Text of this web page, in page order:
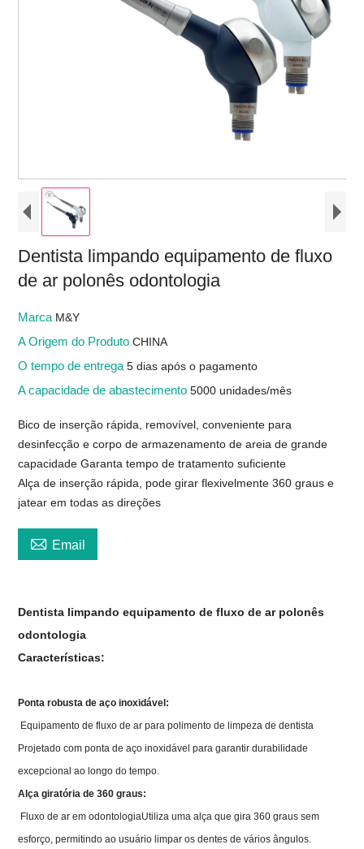
Dentista limpando equipamento de fluxo
de ar polonês odontologia
Marca M&Y
A Origem do ProdutoCHINA
O tempo de entrega5 dias após o pagamento
A capacidade de abastecimento5000 unidades/mês
Bico de inserção rápida, removível, conveniente para
desinfecção e corpo de armazenamento de areia de grande
capacidade Garanta tempo de tratamento suficiente
Alça de inserção rápida, pode girar flexivelmente 360 ​​graus e
jatear em todas as direções
 Email
Dentista limpando equipamento de fluxo de ar polonês
odontologia
Características:
Ponta robusta de aço inoxidável:
Equipamento de fluxo de ar para polimento de limpeza de dentista
Projetado com ponta de aço inoxidável para garantir durabilidade
excepcional ao longo do tempo.
Alça giratória de 360 ​​graus:
Fluxo de ar em odontologiaUtiliza uma alça que gira 360 graus sem
esforço, permitindo ao usuário limpar os dentes de vários ângulos.